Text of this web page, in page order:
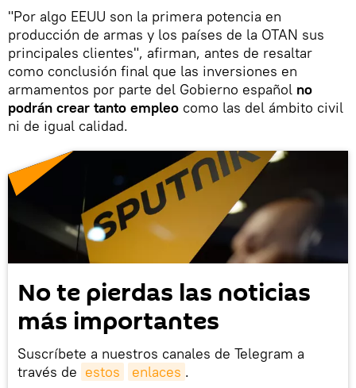
"Por algo EEUU son la primera potencia en
producción de armas y los países de la OTAN sus
principales clientes", afirman, antes de resaltar
como conclusión final que las inversiones en
armamentos por parte del Gobierno español no
podrán crear tanto empleo como las del ámbito civil
ni de igual calidad.
No te pierdas las noticias
más importantes
Suscríbete a nuestros canales de Telegram a
través de estos enlaces .